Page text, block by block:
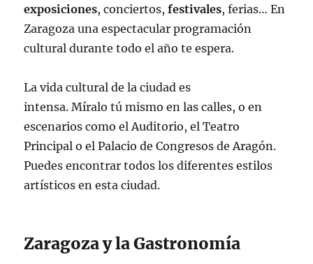
exposiciones, conciertos,festivales, ferias… En
Zaragoza una espectacular programación
cultural durante todo el año te espera.
La vida cultural de la ciudad es
intensa. Míralo tú mismo en las calles, o en
escenarios como el Auditorio, el Teatro
Principal o el Palacio de Congresos de Aragón.
Puedes encontrar todos los diferentes estilos
artísticos en esta ciudad.
Zaragoza y la Gastronomía